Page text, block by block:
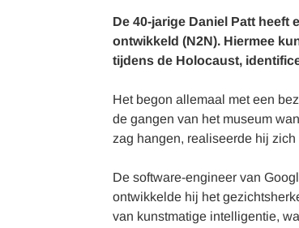
De 40-jarige Daniel Patt heeft
ontwikkeld (N2N). Hiermee
tijdens de Holocaust,
Het begon allemaal met een
de gangen van het museum
zag hangen, realiseerde hij
De software-engineer van
ontwikkelde hij het
van kunstmatige intelligentie,